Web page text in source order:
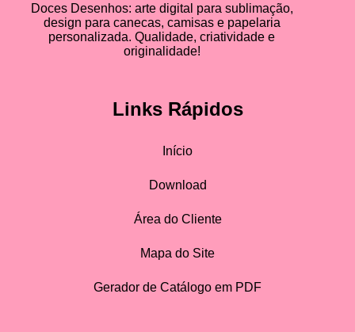
Doces Desenhos: arte digital para sublimação,
design para canecas, camisas e papelaria
personalizada. Qualidade, criatividade e
originalidade!
Links Rápidos
Início
Download
Área do Cliente
Mapa do Site
Gerador de Catálogo em PDF